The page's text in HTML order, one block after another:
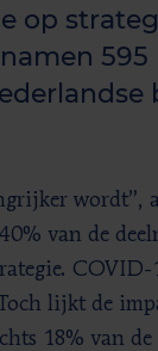
op
595
wordt”,
van de
COVID-
lijkt de
18% van